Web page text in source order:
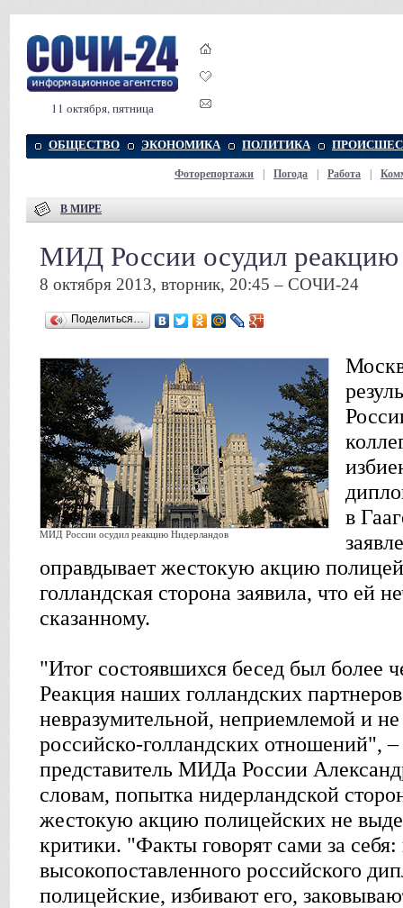
11 октября, пятница
ОБЩЕСТВО ЭКОНОМИКА ПОЛИТИКА
Фоторепортажи Погода Работа
В МИРЕ
МИД России осудил
8 октября 2013, вторник, 20:45 – СОЧИ-24
Поделиться…
МИД России осудил реакцию Нидерландов
в
оправдывает жестокую акцию
голландская сторона заявила, что ей
сказанному.
"Итог состоявшихся бесед был более
Реакция наших голландских партнеров
невразумительной, неприемлемой и
российско-голландских отношений",
представитель МИДа России
словам, попытка нидерландской
жестокую акцию полицейских не
критики. "Факты говорят сами за
высокопоставленного российского
полицейские, избивают его,